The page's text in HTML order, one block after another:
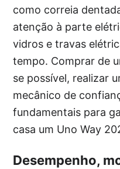
como correia
atenção à parte
vidros e travas
tempo. Comprar de
se possível, realizar
mecânico de
fundamentais para
casa um Uno Way
Desempenho,